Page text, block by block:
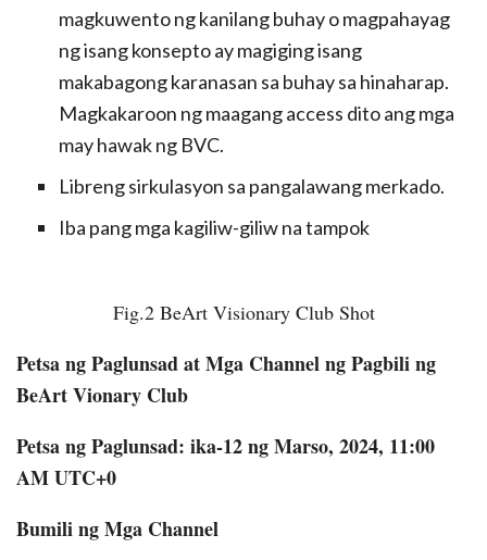
magkuwento ng kanilang buhay o magpahayag
ng isang konsepto ay magiging isang
makabagong karanasan sa buhay sa hinaharap.
Magkakaroon ng maagang access dito ang mga
may hawak ng BVC.
Libreng sirkulasyon sa pangalawang merkado.
Iba pang mga kagiliw-giliw na tampok
Fig.2 BeArt Visionary Club Shot
Petsa ng Paglunsad at Mga Channel ng Pagbili ng
BeArt Vionary Club
Petsa ng Paglunsad: ika-12 ng Marso, 2024, 11:00
AM UTC+0
Bumili ng Mga Channel